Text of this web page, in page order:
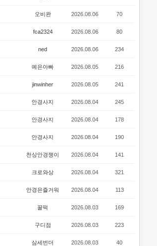
오비완 2026.08.06 70
fca2324 2026.08.06 80
ned 2026.08.06 234
예은아빠 2026.08.05 216
jinwinher 2026.08.05 241
안경사지 2026.08.04 245
안경사지 2026.08.04 178
안경사지 2026.08.04 190
천상안경쟁이 2026.08.04 141
크로와상 2026.08.04 321
안경은즐거워 2026.08.04 113
꿀떡 2026.08.03 169
구디점 2026.08.03 223
삼세번더 2026.08.03 40